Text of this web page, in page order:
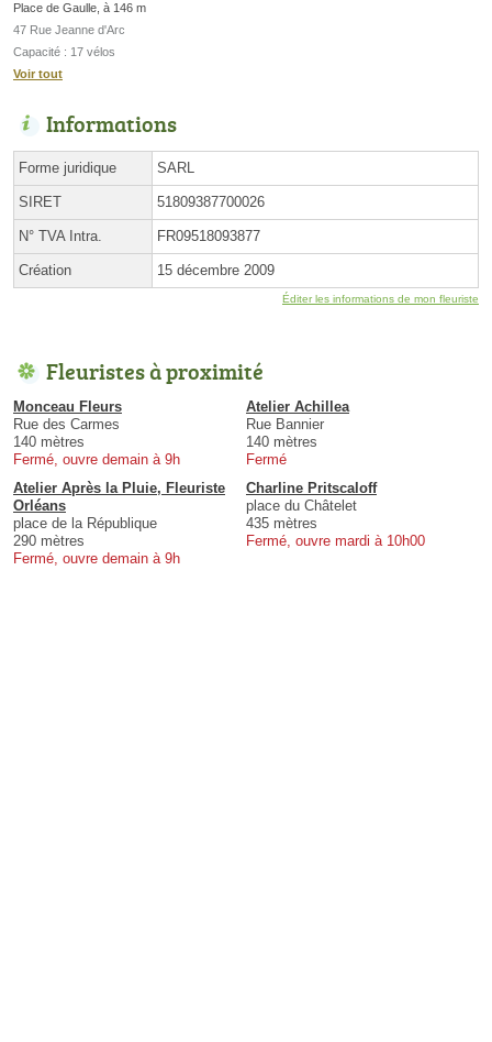
Place de Gaulle, à 146 m
47 Rue Jeanne d'Arc
Capacité : 17 vélos
Voir tout
Informations
Forme juridique SARL
SIRET 51809387700026
N° TVA Intra. FR09518093877
Création 15 décembre 2009
Éditer les informations de mon fleuriste
Fleuristes à proximité
Monceau Fleurs
Rue des Carmes
140 mètres
Fermé, ouvre demain à 9h
Atelier Achillea
Rue Bannier
140 mètres
Fermé
Atelier Après la Pluie, Fleuriste
Orléans
place de la République
290 mètres
Fermé, ouvre demain à 9h
Charline Pritscaloff
place du Châtelet
435 mètres
Fermé, ouvre mardi à 10h00